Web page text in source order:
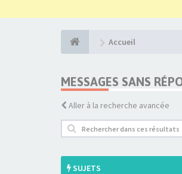
Accueil
MESSAGES SANS
Aller à la recherche avancée
SUJETS